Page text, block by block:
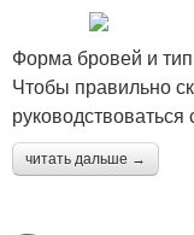
Форма бровей и
Чтобы правильно
читать дальше →